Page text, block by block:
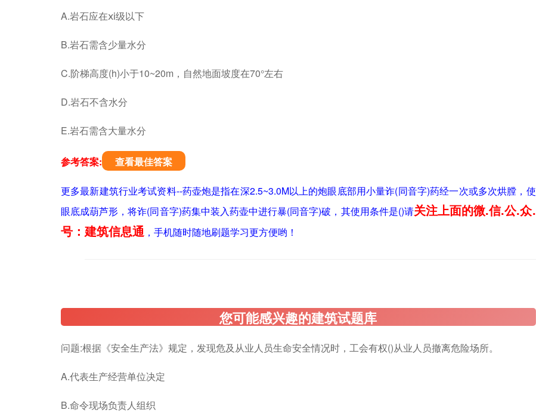
A.岩石应在ⅺ级以下
B.岩石需含少量水分
C.阶梯高度(h)小于10~20m，自然地面坡度在70°左右
D.岩石不含水分
E.岩石需含大量水分
参考答案: 查看最佳答案
更多最新建筑行业考试资料--药壶炮是指在深2.5~3.0M以上的炮眼底部用小量诈(同音字)药经一次或多次烘膛，使
眼底成葫芦形，将诈(同音字)药集中装入药壶中进行暴(同音字)破，其使用条件是()请关注上面的微.信.公.众.
号：建筑信息通，手机随时随地刷题学习更方便哟！
问题:根据《安全生产法》规定，发现危及从业人员生命安全情况时，工会有权()从业人员撤离危险场所。
A.代表生产经营单位决定
B.命令现场负责人组织